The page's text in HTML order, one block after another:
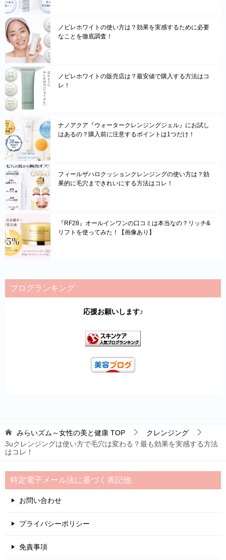
ノビレホワイトの使い方は？効果を実感するために必要
なことを徹底調査！
ノビレホワイトの販売店は？最安値で購入する方法はコ
レ！
ナノアクア『ウォータークレンジングジェル』にお試し
はあるの？購入前に注意するポイントは1つだけ！
フィールザハロクッションクレンジングの使い方は？効
果的に毛穴まできれいにする方法はコレ！
『RF28』オールインワンの口コミは本当なの？リッチ&
リフトを使ってみた！【画像あり】
ブログランキング
応援お願いします♪
みらいズム～女性の美と健康 TOP
クレンジング
3uクレンジングは使い方で毛穴は変わる？最も効果を実感する方法
はコレ！
特定電子メール法に基づく表記他
お問い合わせ
プライバシーポリシー
免責事項